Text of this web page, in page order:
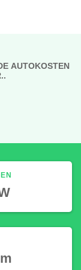
AUTOKOSTEN